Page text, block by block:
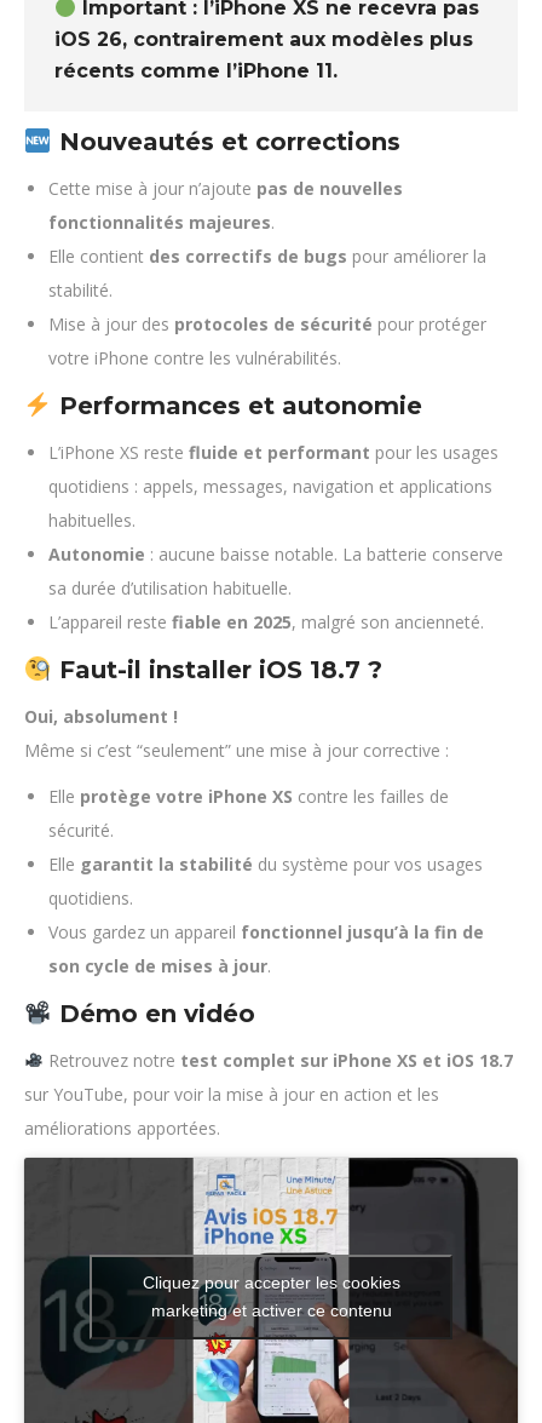
Important : l’iPhone XS ne recevra pas
iOS 26, contrairement aux modèles plus
récents comme l’iPhone 11.
Nouveautés et corrections
Cette mise à jour n’ajoute pas de nouvelles
fonctionnalités majeures.
Elle contient des correctifs de bugs pour améliorer la
stabilité.
Mise à jour des protocoles de sécurité pour protéger
votre iPhone contre les vulnérabilités.
Performances et autonomie
L’iPhone XS reste fluide et performant pour les usages
quotidiens : appels, messages, navigation et applications
habituelles.
Autonomie : aucune baisse notable. La batterie conserve
sa durée d’utilisation habituelle.
L’appareil reste fiable en 2025, malgré son ancienneté.
Faut-il installer iOS 18.7 ?
Oui, absolument !
Même si c’est “seulement” une mise à jour corrective :
Elle protège votre iPhone XS contre les failles de
sécurité.
Elle garantit la stabilité du système pour vos usages
quotidiens.
Vous gardez un appareil fonctionnel jusqu’à la fin de
son cycle de mises à jour.
Démo en vidéo
Retrouvez notre test complet sur iPhone XS et iOS 18.7
sur YouTube, pour voir la mise à jour en action et les
améliorations apportées.
Cliquez pour accepter les cookies
marketing et activer ce contenu